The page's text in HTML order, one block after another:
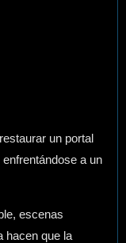
un portal
a un
escenas
hacen que la